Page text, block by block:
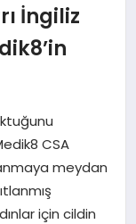
İngiliz
CSA
meydan
için cildin